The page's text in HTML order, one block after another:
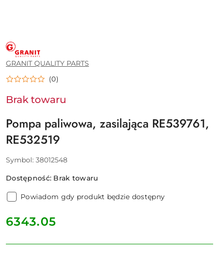
GRANIT
QUALITY
PARTS
GRANIT QUALITY PARTS
(0)
Brak towaru
Pompa paliwowa, zasilająca RE539761,
RE532519
Symbol: 38012548
Dostępność: Brak towaru
Powiadom gdy produkt będzie dostępny
cena:
6343.05